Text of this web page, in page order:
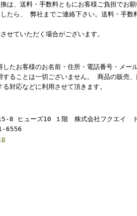
は、送料・手数料ともにお客様ご負担でお願
たら、 弊社までご連絡下さい。送料・手数
せていただく場合がございます。
たお客様のお名前・住所・電話番号・メー
することは一切ございません。 商品の販売
対応などに利用させて頂きます。
8 ヒューズ10 １階 株式会社フクエイ ド
6556